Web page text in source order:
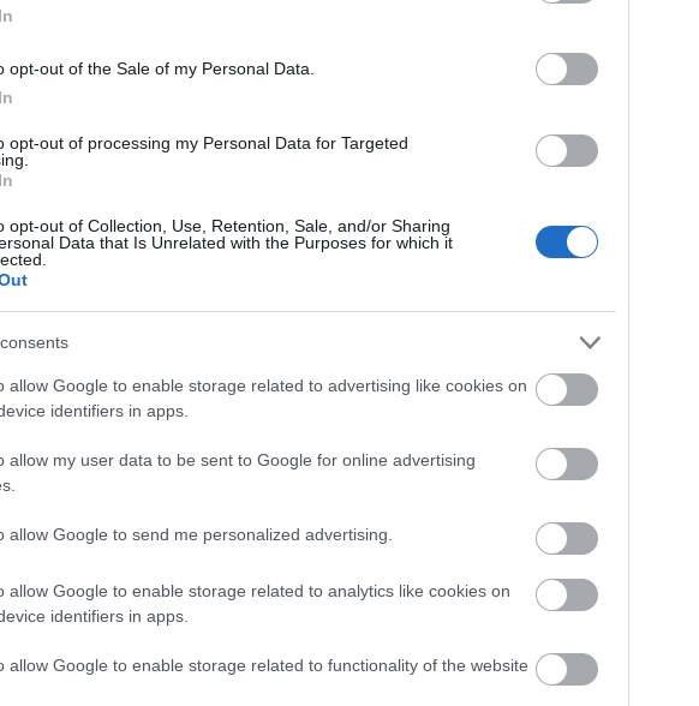
opt-out of the Sale of my Personal Data.
opt-out of processing my Personal Data for Targeted
opt-out of Collection, Use, Retention, Sale, and/or Sharing
Data that Is Unrelated with the Purposes for which it
allow Google to enable storage related to advertising like cookies on
identifiers in apps.
allow my user data to be sent to Google for online advertising
allow Google to send me personalized advertising.
allow Google to enable storage related to analytics like cookies on
identifiers in apps.
allow Google to enable storage related to functionality of the website
folyamatosan a tesztelési protokollt, hogy minél valósághűbben szimulálják a valódi
között az oldalütközéses vizsgálatban a korlát sebességét 50-ről 60 km/h-ra növelték,
1400 kilogrammra nőtt. Ezek a változások azt jelentik, hogy a vizsgált járműnek 55
energiát kell biztonságosan elnyelnie, mint korábban.
szemben támasztott követelmények is egyre magasabbak, ezért a Škoda
vagy az autó sávját keresztező kerékpáros tűnik fel. A Driver Alert fáradtságérzékelő
figyelmeztetést is ad.